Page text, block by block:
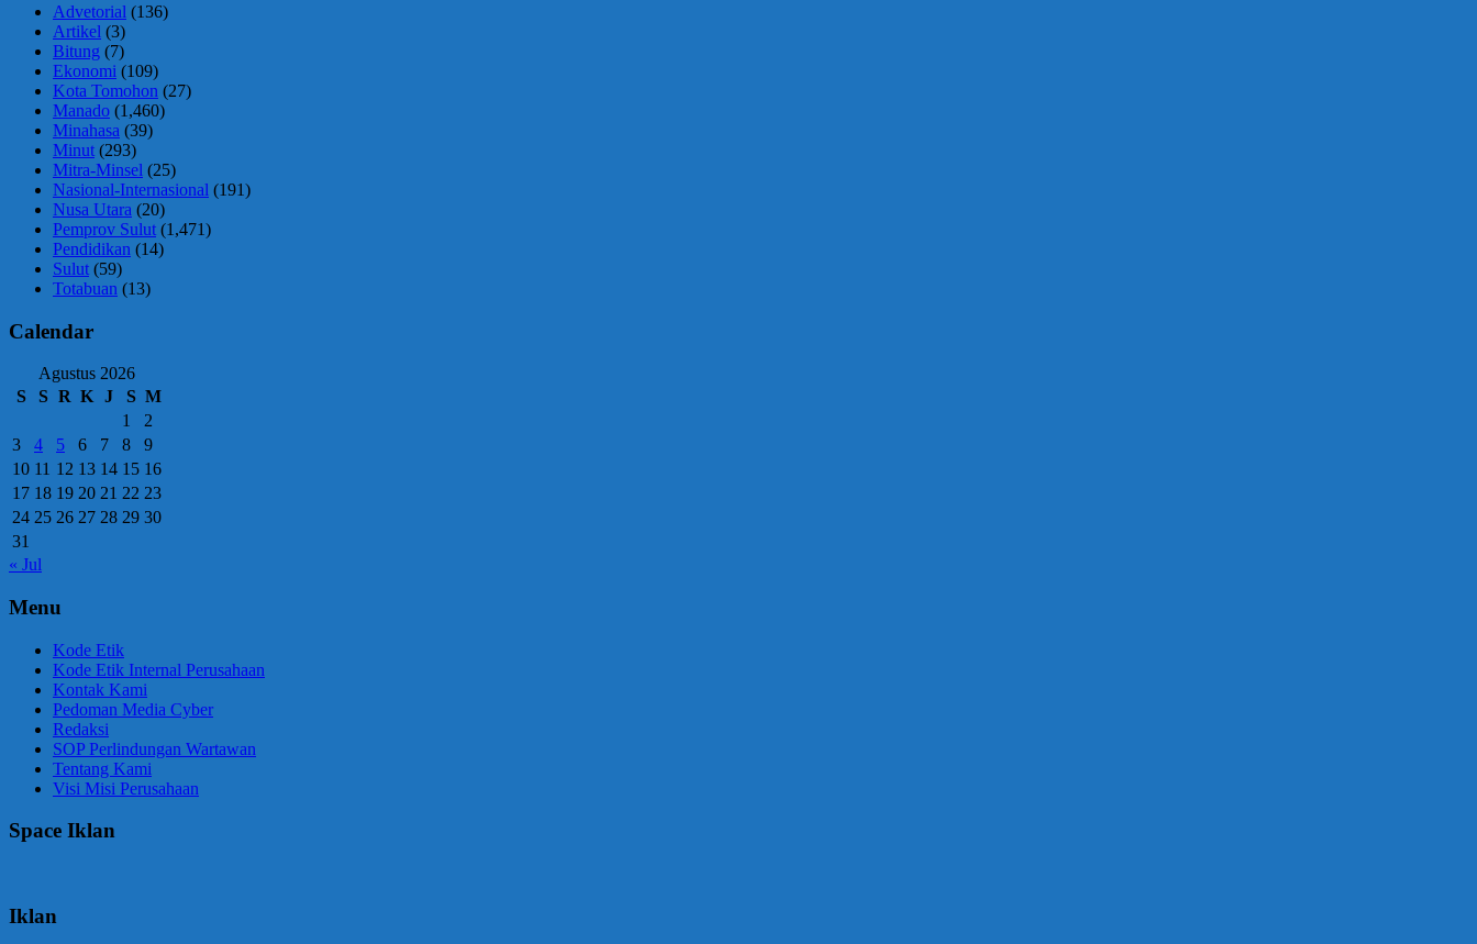
Advetorial (136)
Artikel (3)
Bitung (7)
Ekonomi (109)
Kota Tomohon (27)
Manado (1,460)
Minahasa (39)
Minut (293)
Mitra-Minsel (25)
Nasional-Internasional (191)
Nusa Utara (20)
Pemprov Sulut (1,471)
Pendidikan (14)
Sulut (59)
Totabuan (13)
Calendar
Agustus 2026
S
S R K J S M
1
2
3
4 5 6 7 8
9
10 11 12 13 14 15 16
17 18 19 20 21 22 23
24 25 26 27 28 29 30
31
« Jul
Menu
Kode Etik
Kode Etik Internal Perusahaan
Kontak Kami
Pedoman Media Cyber
Redaksi
SOP Perlindungan Wartawan
Tentang Kami
Visi Misi Perusahaan
Space Iklan
Iklan